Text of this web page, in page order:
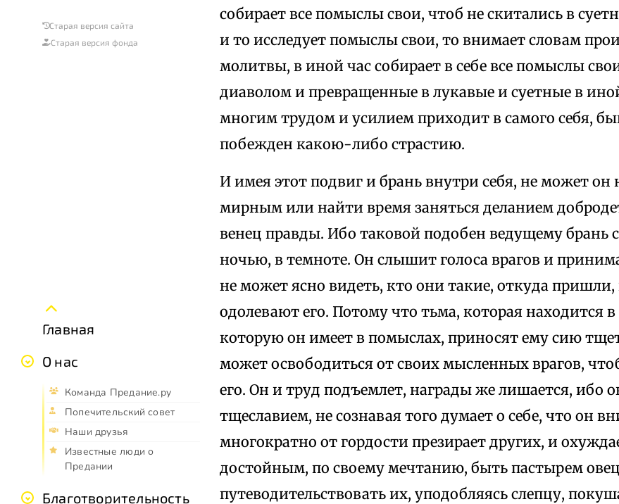
Старая версия сайта
Старая версия фонда
Главная
О нас
Команда Предание.ру
Попечительский совет
Наши друзья
Известные люди о
Предании
Благотворительность
собирает все помыслы свои, чтоб не скитались в
и то исследует помыслы свои, то внимает словам
молитвы, в иной час собирает в себе все помыслы
диаволом и превращенные в лукавые и суетные в
многим трудом и усилием приходит в самого себя,
побежден какою-либо страстию.
И имея этот подвиг и брань внутри себя, не может он
мирным или найти время заняться деланием
венец правды. Ибо таковой подобен ведущему брань
ночью, в темноте. Он слышит голоса врагов и
не может ясно видеть, кто они такие, откуда
одолевают его. Потому что тьма, которая находится в
которую он имеет в помыслах, приносят ему сию
может освободиться от своих мысленных врагов,
его. Он и труд подъемлет, награды же лишается, ибо
тщеславием, не сознавая того думает о себе, что он
многократно от гордости презирает других, и
достойным, по своему мечтанию, быть пастырем
путеводительствовать их, уподобляясь слепцу,